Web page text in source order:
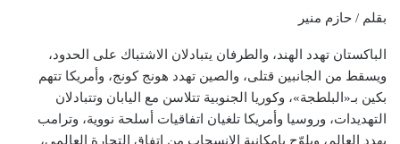
بقلم / حازم منير
الباكستان تهدد الهند، والطرفان يتبادلان الاشتباك على الحدود،
ويسقط من الجانبين قتلى، والصين تهدد هونج كونج، وأمريكا تتهم
بكين بـ«البلطجة»، وكوريا الجنوبية تتلاسن مع اليابان وتتبادلان
التهديدات، وروسيا وأمريكا تلغيان اتفاقيات أسلحة نووية، وترامب
يهدد العالم، ويلوّح بإمكانية الانسحاب من اتفاق التجارة العالمى،